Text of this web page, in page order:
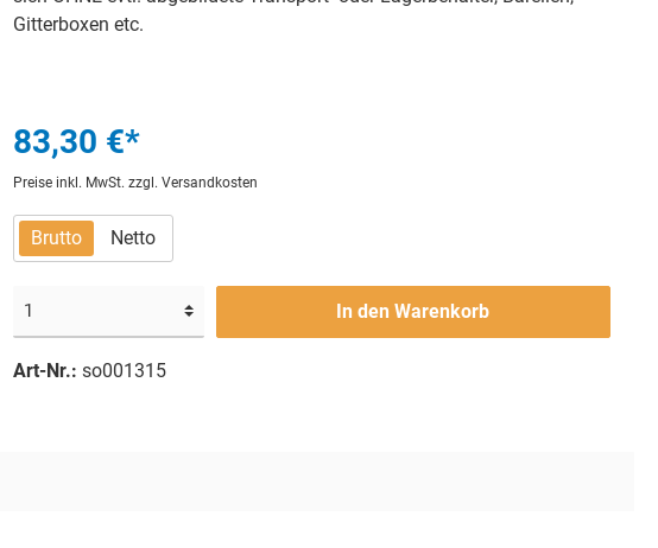
Gitterboxen etc.
83,30 €*
Preise inkl. MwSt. zzgl. Versandkosten
Brutto Netto
In den Warenkorb
Art-Nr.: so001315